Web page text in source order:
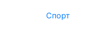
Спорт